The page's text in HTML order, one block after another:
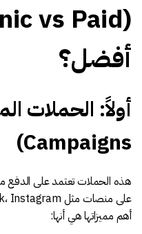
أفضل؟
Campaigns)
هذه الحملات تعتمد على الدفع
أهم مميزاتها هي أنها: